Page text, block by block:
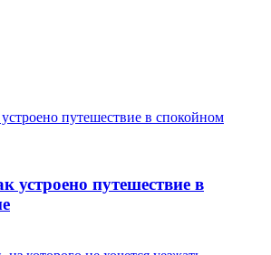
устроено путешествие в